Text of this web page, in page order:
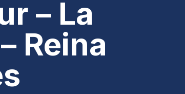
– La
Reina